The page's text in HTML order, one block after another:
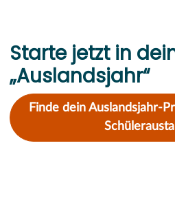
Starte jetzt in
„Auslandsjahr“
Finde dein Auslandsjahr-